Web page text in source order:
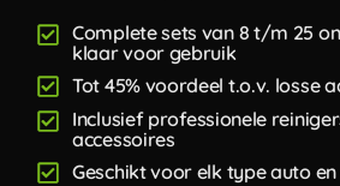
Complete sets van 8 t/m 25
klaar voor gebruik
Tot 45% voordeel t.o.v. losse
Inclusief professionele
accessoires
Geschikt voor elk type auto